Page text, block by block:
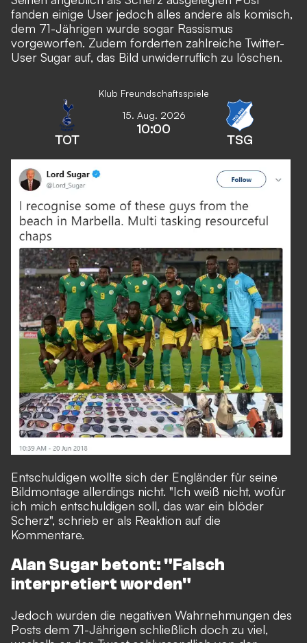
fanden einige User jedoch alles andere als komisch,
dem 71-Jährigen wurde sogar Rassismus
vorgeworfen. Zudem forderten zahlreiche Twitter-
User Sugar auf, das Bild unwiderruflich zu löschen.
Klub Freundschaftsspiele
TOT
15. Aug. 2026
10:00
TSG
Entschuldigen wollte sich der Engländer für seine
Bildmontage allerdings nicht. "Ich weiß nicht, wofür
ich mich entschuldigen soll, das war ein blöder
Scherz", schrieb er als Reaktion auf die
Kommentare.
Alan Sugar betont: "Falsch
interpretiert worden"
Jedoch wurden die negativen Wahrnehmungen des
Posts dem 71-Jährigen schließlich doch zu viel,